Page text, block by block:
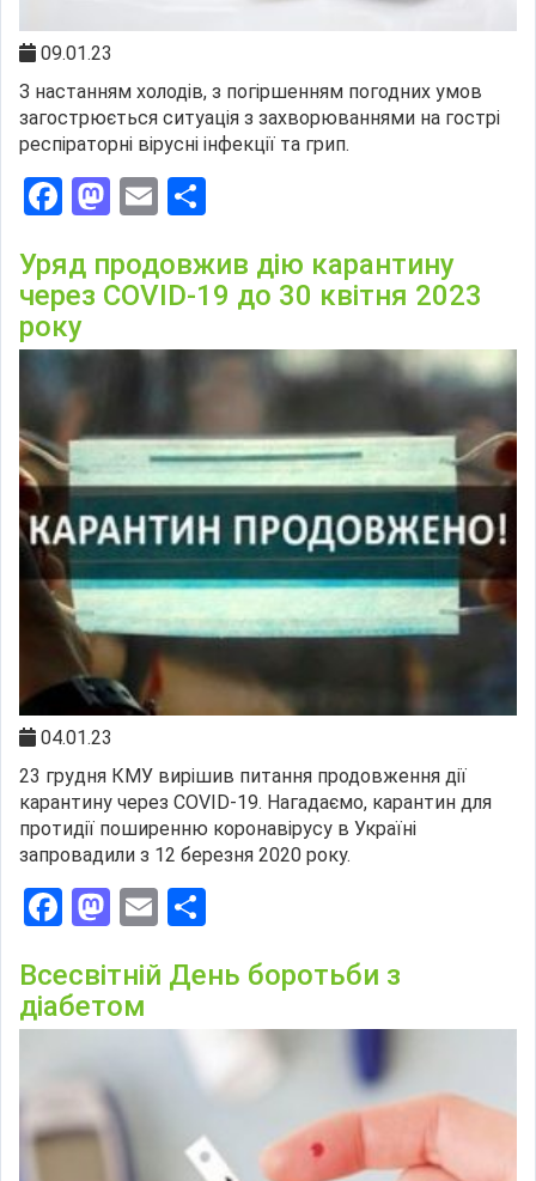
09.01.23
З настанням холодів, з погіршенням погодних умов
загострюється ситуація з захворюваннями на гострі
респіраторні вірусні інфекції та грип.
Facebook
Mastodon
Email
Уряд продовжив дію карантину
через COVID-19 до 30 квітня 2023
року
04.01.23
23 грудня КМУ вирішив питання продовження дії
карантину через COVID-19. Нагадаємо, карантин для
протидії поширенню коронавірусу в Україні
запровадили з 12 березня 2020 року.
Facebook
Mastodon
Email
Всесвітній День боротьби з
діабетом